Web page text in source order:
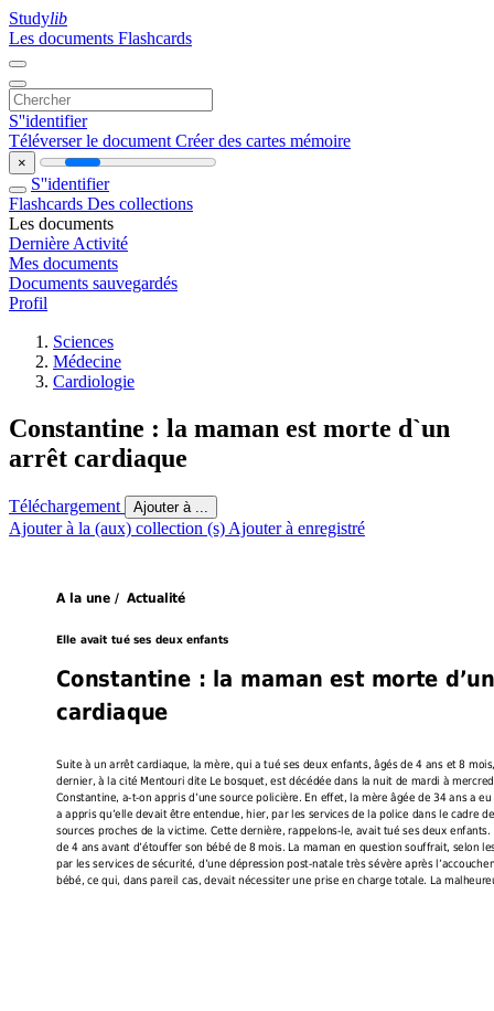
Studylib
Les documents Flashcards
S''identifier
Téléverser le document Créer des cartes mémoire
×
S''identifier
Flashcards Des collections
Les documents
Dernière Activité
Mes documents
Documents sauvegardés
Profil
Sciences
Médecine
Cardiologie
Constantine : la maman est morte d`un
arrêt cardiaque
Téléchargement Ajouter à ...
Ajouter à la (aux) collection (s) Ajouter à enregistré
A la une /  Actualité
Elle avait tué ses deux enfants
Constantine : la maman est morte
cardiaque
Suite à un arrêt cardiaque, la mère, qui a tué ses deux enfants, âgés de 4 ans et 8
dernier, à la cité Mentouri dite Le bosquet, est décédée dans la nuit de mardi à
Constantine, a-t-on appris d’une source policière. En effet, la mère âgée de 34 ans a eu
a appris qu’elle devait être entendue, hier, par les services de la police dans le cadre
sources proches de la victime. Cette dernière, rappelons-le, avait tué ses deux
de 4 ans avant d’étouffer son bébé de 8 mois. La maman en question souffrait, selon
par les services de sécurité, d’une dépression post-natale très sévère après
bébé, ce qui, dans pareil cas, devait nécessiter une prise en charge totale. La